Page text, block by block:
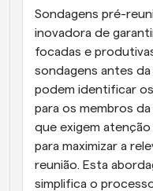
Sondagens pré-
inovadora de
focadas e
sondagens antes
podem identificar
para os membros
que exigem
para maximizar a
reunião. Esta
simplifica o